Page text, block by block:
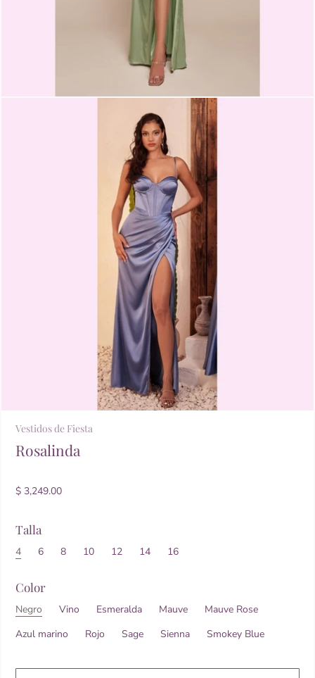
Vestidos de Fiesta
Rosalinda
$ 3,249.00
Talla
4 6 8 10 12 14 16
Color
Negro Vino Esmeralda Mauve
Mauve Rose
Azul marino
Rojo Sage Sienna Smokey Blue